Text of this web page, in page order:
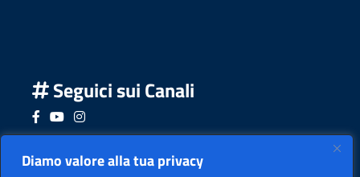
Diamo valore alla tua privacy
Seguici sui Canali
Seguici su Facebook
Seguici su YouTube
Seguici su Instagram
Seguici su Podcast